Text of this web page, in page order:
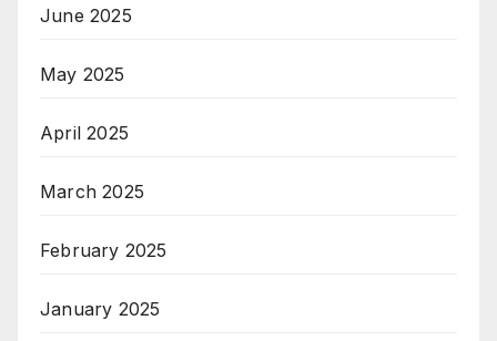
June 2025
May 2025
April 2025
March 2025
February 2025
January 2025